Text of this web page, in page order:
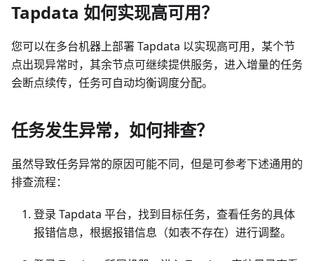
Tapdata 如何实现高可用？
您可以在多台机器上部署 Tapdata 以实现高可用，某个节
点出现异常时，其余节点可继续提供服务，进入增量的任务
会断点续传，任务可自动均衡调度分配。
任务发生异常，如何排查？
虽然导致任务异常的原因可能不同，但是可参考下述通用的
排查流程：
登录 Tapdata 平台，找到目标任务，查看任务的具体
报错信息，根据报错信息（如表不存在）进行调整。